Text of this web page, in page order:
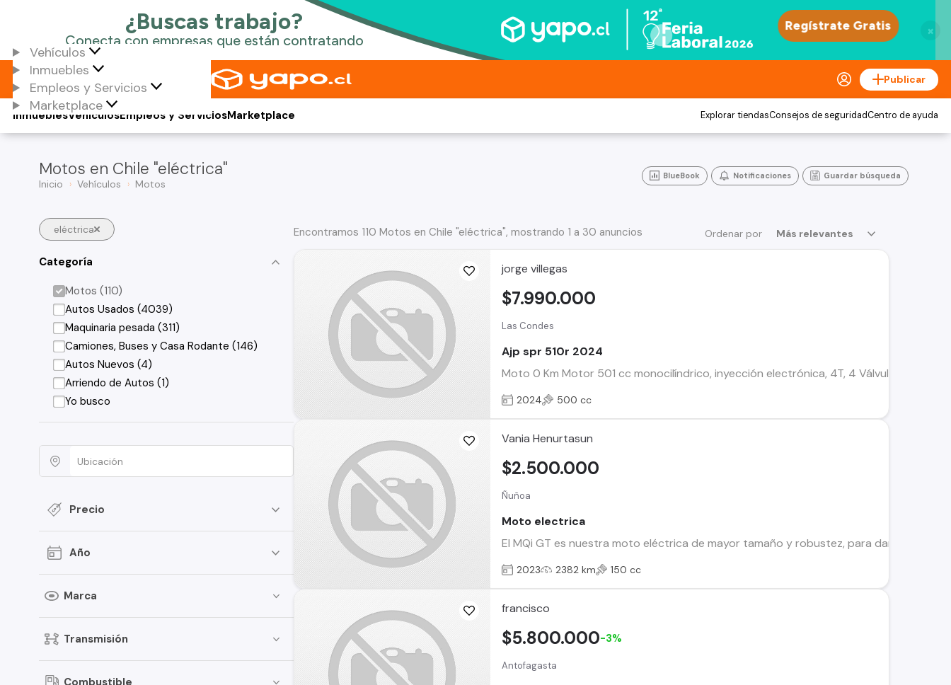
×
Vehículos
Inmuebles
Empleos y Servicios
Marketplace
Publicar
Vehículos
Inmuebles Empleos y ServiciosMarketplace Explorar tiendasConsejos de seguridadCentro de ayuda
Motos en Chile "eléctrica"
Inicio Vehículos Motos
BlueBook Notificaciones Guardar búsqueda
eléctrica
Categoría
Motos (110)
Autos Usados (4039)
Maquinaria pesada (311)
Camiones, Buses y Casa Rodante (146)
Autos Nuevos (4)
Arriendo de Autos (1)
Yo busco
Precio
Año
Marca
Transmisión
Combustible
Ordenar por Más relevantes
Encontramos 110 Motos en Chile "eléctrica", mostrando 1 a 30 anuncios
jorge villegas
Las Condes
Ajp spr 510r 2024
Moto 0 Km Motor 501 cc monocilíndrico, inyección electrónica, 4T, 4 Válvulas -
$7.990.000
2024 500 cc
Vania Henurtasun
Ñuñoa
Moto electrica
El MQi GT es nuestra moto eléctrica de mayor tamaño y robustez, para darte la
$2.500.000
2023 2382 km 150 cc
francisco
Antofagasta
$5.800.000-3%